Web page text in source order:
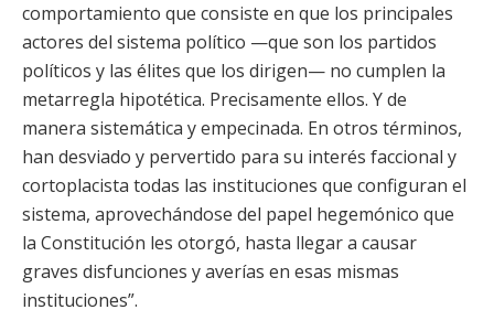
comportamiento que consiste en que los principales
actores del sistema político —que son los partidos
políticos y las élites que los dirigen— no cumplen la
metarregla hipotética. Precisamente ellos. Y de
manera sistemática y empecinada. En otros términos,
han desviado y pervertido para su interés faccional y
cortoplacista todas las instituciones que configuran el
sistema, aprovechándose del papel hegemónico que
la Constitución les otorgó, hasta llegar a causar
graves disfunciones y averías en esas mismas
instituciones”.